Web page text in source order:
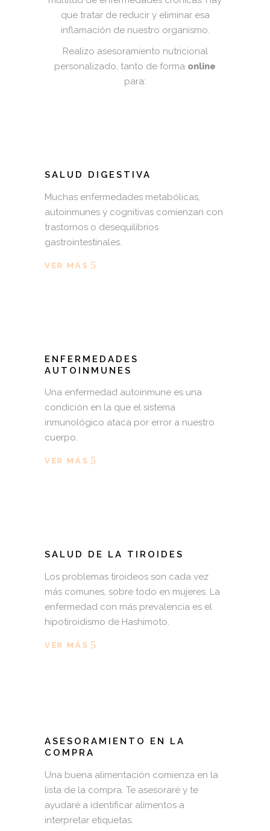
que tratar de reducir y eliminar esa
inflamación de nuestro organismo.
Realizo asesoramiento nutricional
personalizado, tanto de forma online
para:
SALUD DIGESTIVA
Muchas enfermedades metabólicas,
autoinmunes y cognitivas comienzan con
trastornos o desequilibrios
gastrointestinales.
VER MÁS
ENFERMEDADES
AUTOINMUNES
Una enfermedad autoinmune es una
condición en la que el sistema
inmunológico ataca por error a nuestro
cuerpo.
VER MÁS
SALUD DE LA TIROIDES
Los problemas tiroideos son cada vez
más comunes, sobre todo en mujeres. La
enfermedad con más prevalencia es el
hipotiroidismo de Hashimoto.
VER MÁS
ASESORAMIENTO EN LA
COMPRA
Una buena alimentación comienza en la
lista de la compra. Te asesoraré y te
ayudaré a identificar alimentos a
interpretar etiquetas.